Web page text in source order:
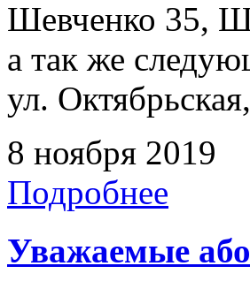
Шевченко 35,
а так же
ул.
8 ноября 2019
Подробнее
Уважаемые